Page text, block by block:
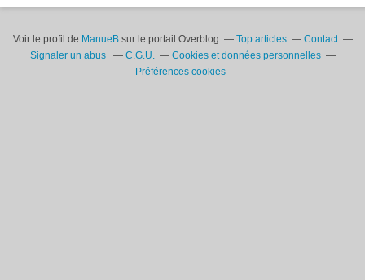
Voir le profil de ManueBsur le portail Overblog Top articles
Contact
Signaler un abus
C.G.U.
Cookies et données personnelles
Préférences cookies